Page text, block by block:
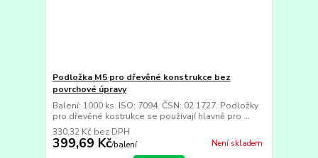
Podložka M5 pro dřevěné konstrukce bez
povrchové úpravy
Balení: 1000 ks. ISO: 7094. ČSN: 02 1727. Podložky
pro dřevěné kostrukce se používají hlavně pro ...
399,69 Kč/balení
330,32 Kč bez DPH
Není skladem